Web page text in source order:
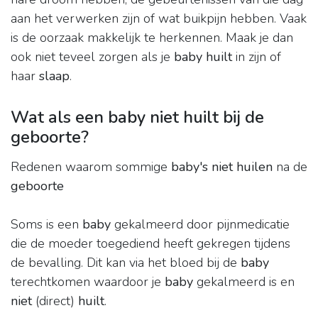
aan het verwerken zijn of wat buikpijn hebben. Vaak
is de oorzaak makkelijk te herkennen. Maak je dan
ook niet teveel zorgen als je baby huiltin zijn of
haar slaap.
Wat als een baby niet huilt bij de
geboorte?
Redenen waarom sommige baby's niet huilen na de
geboorte
Soms is een baby gekalmeerd door pijnmedicatie
die de moeder toegediend heeft gekregen tijdens
de bevalling. Dit kan via het bloed bij de baby
terechtkomen waardoor je baby gekalmeerd is en
niet(direct) huilt.